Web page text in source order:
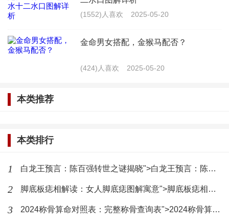
特殊组合有关。例如，一个人突然出现天德、月德等
吉星，就可能预示着他在某个时期会遇到意想不到的
惊喜。
2. 命运的转折点：在人生中，我们常常会遇到一
这些转折点往往与地支中的某些特殊组合有关，如地
通过自己的努力和坚持，突破命运的束缚，实现人生
的逆袭。这种突破往往与天干地支中的某些特殊组合
(1552)人喜欢 2025-05-20
金命男女搭配，金猴马配否？
(424)人喜欢 2025-05-20
本类推荐
本类排行
1 白龙王预言：陈百强转世之谜揭晓">白龙王预言：陈百强转世之谜揭晓
2 脚底板痣相解读：女人脚底痣图解寓意">脚底板痣相解读：女人脚底痣图解寓意
3 2024称骨算命对照表：完整称骨查询表">2024称骨算命对照表：完整称骨查询表